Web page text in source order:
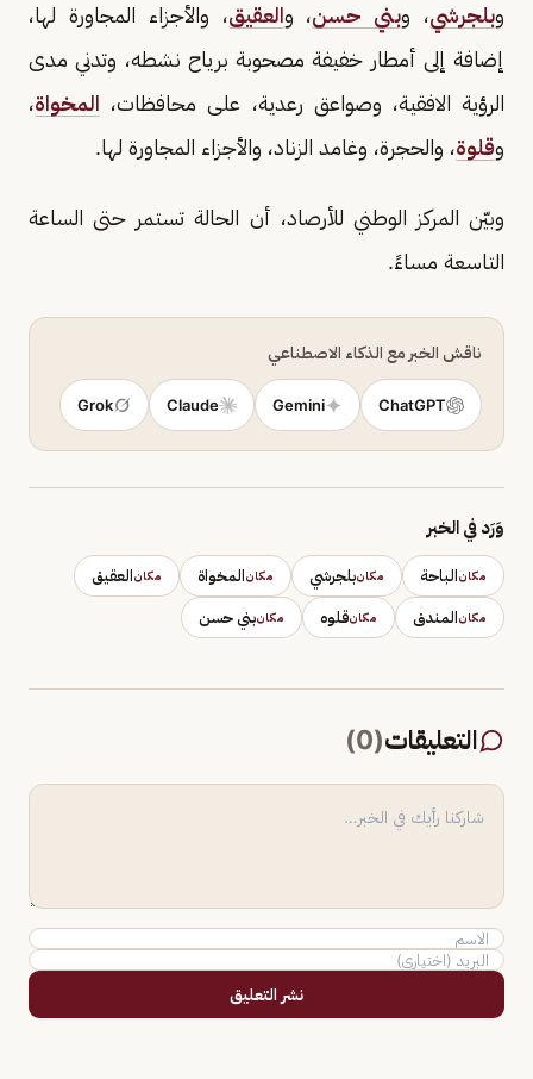
وبلجرشي، وبني حسن، والعقيق، والأجزاء المجاورة لها،
إضافة إلى أمطار خفيفة مصحوبة برياح نشطه، وتدني مدى
الرؤية الافقية، وصواعق رعدية، على محافظات، المخواة،
وقلوة، والحجرة، وغامد الزناد، والأجزاء المجاورة لها.
وبيّن المركز الوطني للأرصاد، أن الحالة تستمر حتى الساعة
التاسعة مساءً.
ناقش الخبر مع الذكاء الاصطناعي
ChatGPT
Gemini
Claude
Grok
وَرَد في الخبر
مكانالباحة مكانبلجرشي مكانالمخواة مكانالعقيق
مكانالمندق مكانقلوه مكانبني حسن
التعليقات(
0
)
نشر التعليق